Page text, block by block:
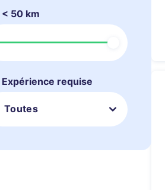
< 50 km
Expérience requise
Toutes